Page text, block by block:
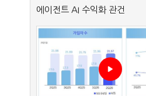
에이전트 AI 수익화 관건